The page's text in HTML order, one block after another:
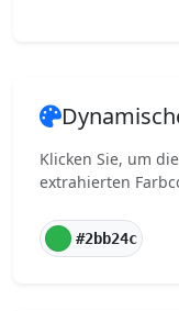
Klicken Sie, um
extrahierten
#2bb24c